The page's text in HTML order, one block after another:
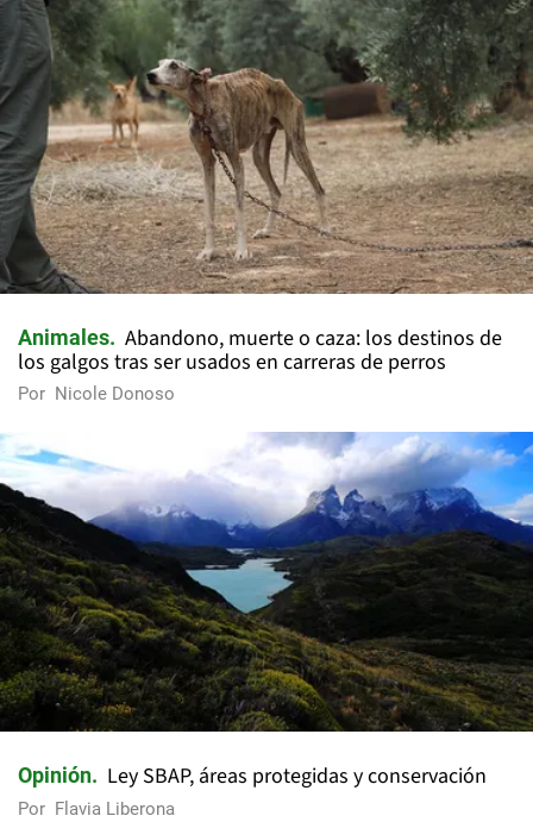
Animales
Abandono, muerte o caza: los destinos de
los galgos tras ser usados en carreras de perros
Por Nicole Donoso
Opinión Ley SBAP, áreas protegidas y conservación
Por Flavia Liberona